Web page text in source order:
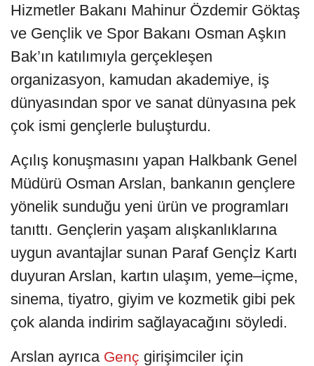
Hizmetler Bakanı Mahinur Özdemir Göktaş
ve Gençlik ve Spor Bakanı Osman Aşkın
Bak’ın katılımıyla gerçekleşen
organizasyon, kamudan akademiye, iş
dünyasından spor ve sanat dünyasına pek
çok ismi gençlerle buluşturdu.
Açılış konuşmasını yapan Halkbank Genel
Müdürü Osman Arslan, bankanın gençlere
yönelik sunduğu yeni ürün ve programları
tanıttı. Gençlerin yaşam alışkanlıklarına
uygun avantajlar sunan Paraf Gençİz Kartı
duyuran Arslan, kartın ulaşım, yeme–içme,
sinema, tiyatro, giyim ve kozmetik gibi pek
çok alanda indirim sağlayacağını söyledi.
Arslan ayrıca Genç girişimciler için